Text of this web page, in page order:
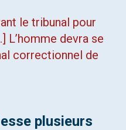
le tribunal pour
L’homme devra se
correctionnel de
plusieurs